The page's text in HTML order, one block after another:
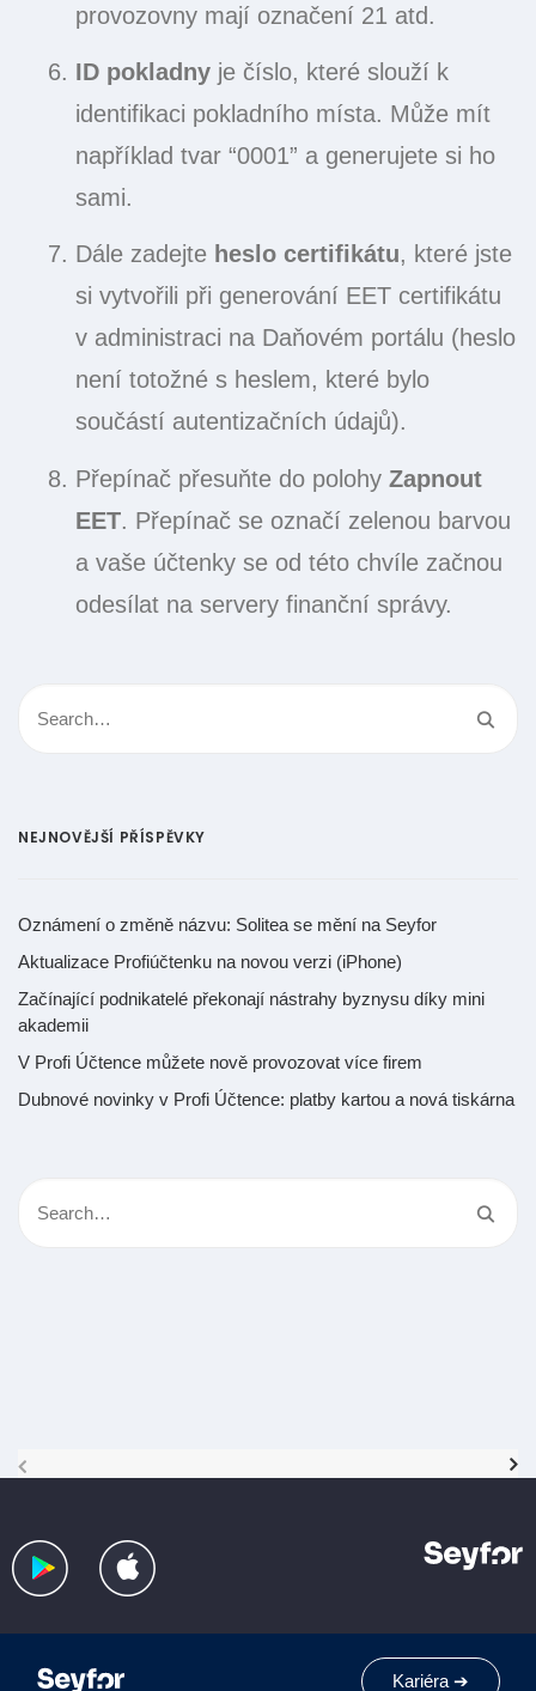
provozovny mají označení 21 atd.
ID pokladny je číslo, které slouží k
identifikaci pokladního místa. Může mít
například tvar “0001” a generujete si ho
sami.
Dále zadejte heslo certifikátu, které jste
si vytvořili při generování EET certifikátu
v administraci na Daňovém portálu (heslo
není totožné s heslem, které bylo
součástí autentizačních údajů).
Přepínač přesuňte do polohy Zapnout
EET. Přepínač se označí zelenou barvou
a vaše účtenky se od této chvíle začnou
odesílat na servery finanční správy.
NEJNOVĚJŠÍ PŘÍSPĚVKY
Oznámení o změně názvu: Solitea se mění na Seyfor
Aktualizace Profiúčtenku na novou verzi (iPhone)
Začínající podnikatelé překonají nástrahy byznysu díky mini
akademii
V Profi Účtence můžete nově provozovat více firem
Dubnové novinky v Profi Účtence: platby kartou a nová tiskárna
Kariéra ➔